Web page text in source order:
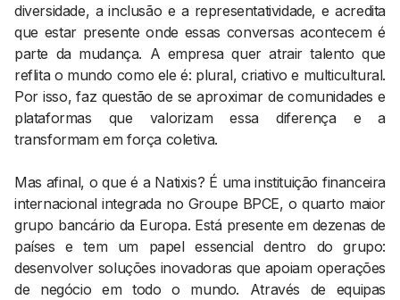
diversidade, a inclusão e a representatividade, e acredita
que estar presente onde essas conversas acontecem é
parte da mudança. A empresa quer atrair talento que
reflita o mundo como ele é: plural, criativo e multicultural.
Por isso, faz questão de se aproximar de comunidades e
plataformas que valorizam essa diferença e a
transformam em força coletiva.
Mas afinal, o que é a Natixis? É uma instituição financeira
internacional integrada no Groupe BPCE, o quarto maior
grupo bancário da Europa. Está presente em dezenas de
países e tem um papel essencial dentro do grupo:
desenvolver soluções inovadoras que apoiam operações
de negócio em todo o mundo. Através de equipas